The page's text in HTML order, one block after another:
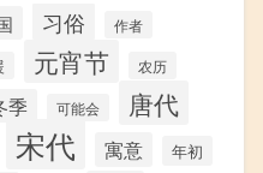
习俗 作者
元宵节 农历
季 可能会 唐代
宋代 寓意 年初